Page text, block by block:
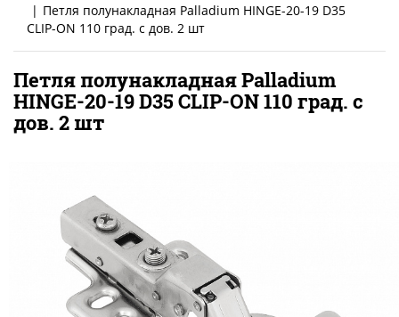
Петля полунакладная Palladium HINGE-20-19 D35
CLIP-ON 110 град. c дов. 2 шт
Петля полунакладная Palladium
HINGE-20-19 D35 CLIP-ON 110 град. c
дов. 2 шт